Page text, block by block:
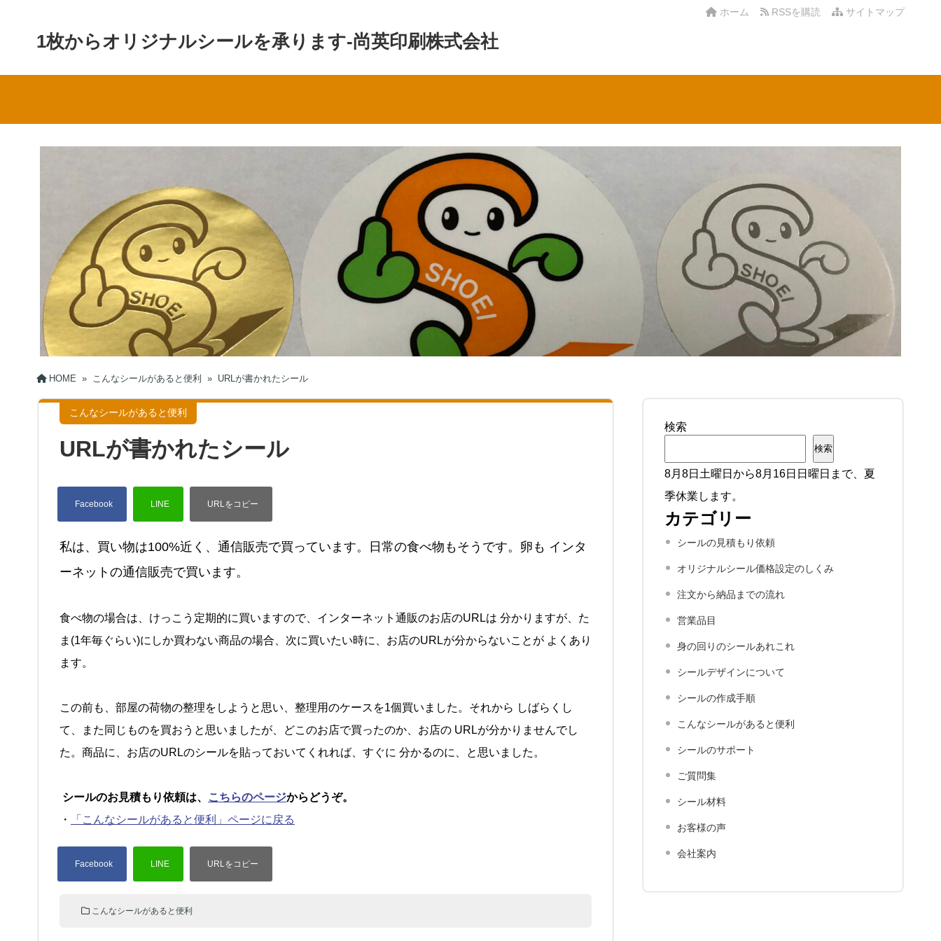
サイトマップ
RSSを購読
ホーム
1枚からオリジナルシールを承ります-尚英印刷株式会社
HOME » こんなシールがあると便利 » URLが書かれたシール
こんなシールがあると便利
URLが書かれたシール
私は、買い物は100%近く、通信販売で買っています。日常の食べ物もそうです。卵も インタ
ーネットの通信販売で買います。
食べ物の場合は、けっこう定期的に買いますので、インターネット通販のお店のURLは 分かりますが、た
ま(1年毎ぐらい)にしか買わない商品の場合、次に買いたい時に、お店のURLが分からないことが よくあり
ます。
この前も、部屋の荷物の整理をしようと思い、整理用のケースを1個買いました。それから しばらくし
て、また同じものを買おうと思いましたが、どこのお店で買ったのか、お店の URLが分かりませんでし
た。商品に、お店のURLのシールを貼っておいてくれれば、すぐに 分かるのに、と思いました。
シールのお見積もり依頼は、 こちらのページからどうぞ。
・
「こんなシールがあると便利」ページに戻る
こんなシールがあると便利
検索
検索
8月8日土曜日から8月16日日曜日まで、夏
季休業します。
カテゴリー
シールの見積もり依頼
オリジナルシール価格設定のしくみ
注文から納品までの流れ
営業品目
身の回りのシールあれこれ
シールデザインについて
シールの作成手順
こんなシールがあると便利
シールのサポート
ご質問集
シール材料
お客様の声
会社案内